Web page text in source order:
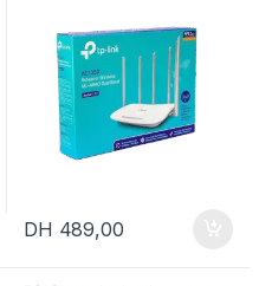
DH 489,00